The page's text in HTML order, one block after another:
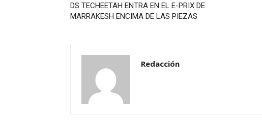
DS TECHEETAH ENTRA EN EL E-PRIX DE
MARRAKESH ENCIMA DE LAS PIEZAS
Redacción